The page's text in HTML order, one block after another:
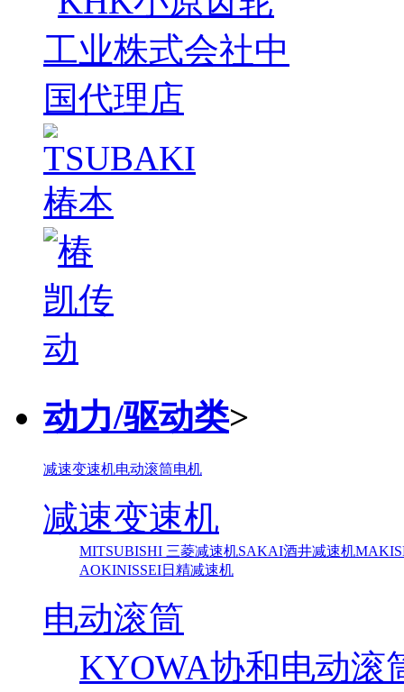
动力/驱动类>
减速变速机电动滚筒电机
减速变速机
MITSUBISHI 三菱减速机SAKAI酒井减速机
AOKINISSEI日精减速机
电动滚筒
KYOWA协和电动滚